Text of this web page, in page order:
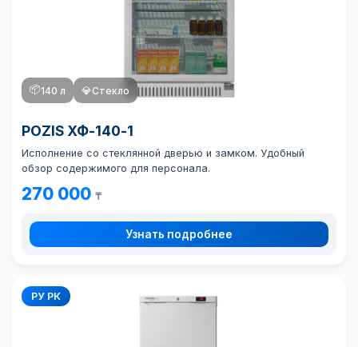
📦140 л 💎Стекло
POZIS ХФ-140-1
Исполнение со стеклянной дверью и замком. Удобный
обзор содержимого для персонала.
270 000 ₸
Узнать подробнее
РУ РК